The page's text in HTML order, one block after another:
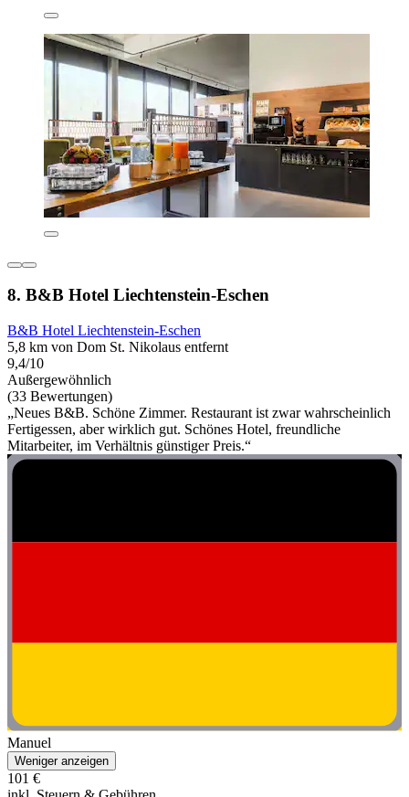
8. B&B Hotel Liechtenstein-Eschen
B&B Hotel Liechtenstein-Eschen
5,8 km von Dom St. Nikolaus entfernt
9,4/10
Außergewöhnlich
(33 Bewertungen)
„Neues B&B. Schöne Zimmer. Restaurant ist zwar wahrscheinlich
Fertigessen, aber wirklich gut. Schönes Hotel, freundliche
Mitarbeiter, im Verhältnis günstiger Preis.“
Manuel
Weniger anzeigen
101 €